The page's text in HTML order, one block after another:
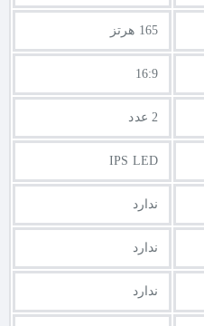
165 هرتز
16:9
2 عدد
IPS LED
ندارد
ندارد
ندارد